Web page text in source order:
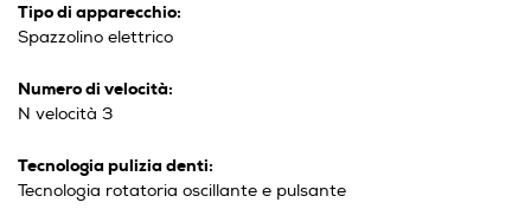
Tipo di apparecchio:
Spazzolino elettrico
Numero di velocità:
N velocità 3
Tecnologia pulizia denti:
Tecnologia rotatoria oscillante e pulsante